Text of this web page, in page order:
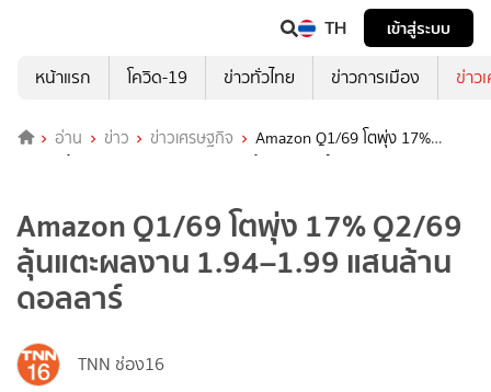
TH
เข้าสู่ระบบ
หน้าแรก
โควิด-19 ข่าวทั่วไทย ข่าวการเมือง ข่าว
อ่าน ข่าว ข่าวเศรษฐกิจ
Amazon Q1/69 โตพุ่ง 17%
Q2/69 ลุ้นแตะผลงาน 1.94–1.99 แสนล้านดอลลาร์
Amazon Q1/69 โตพุ่ง 17% Q2/69
ลุ้นแตะผลงาน 1.94–1.99 แสนล้าน
ดอลลาร์
TNN ช่อง16